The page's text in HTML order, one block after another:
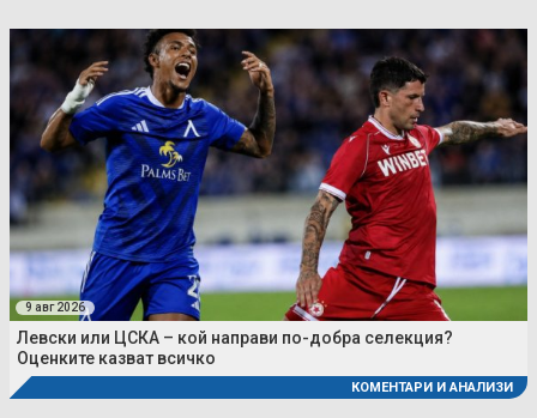
9 авг 2026
Левски или ЦСКА – кой направи по-добра селекция?
Оценките казват всичко
КОМЕНТАРИ И АНАЛИЗИ